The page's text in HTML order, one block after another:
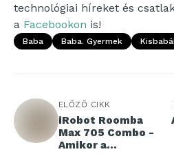
technológiai híreket és
a Facebookon is!
Baba Baba. Gyermek
ELŐZŐ CIKK
iRobot Roomba
Max 705 Combo -
Amikor a